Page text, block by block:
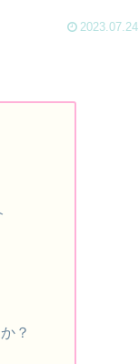
2023.07.24
？